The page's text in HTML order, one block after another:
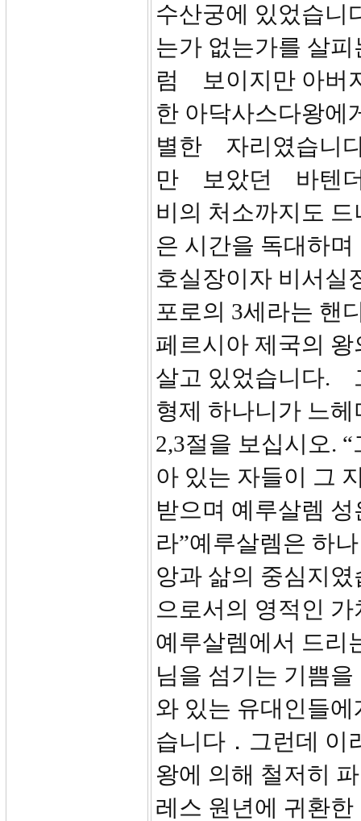
수산궁에 있었습니
는가 없는가를 살
럼 보이지만 아버
한 아닥사스다왕
별한 자리였습니
만 보았던 바텐
비의 처소까지도
은 시간을 독대하
호실장이자 비서실
포로의 3세라는 핸
페르시아 제국의
살고 있었습니다
형제 하나니가 느
2,3절을 보십시오.
아 있는 자들이 그
받으며 예루살렘
라”예루살렘은 하
앙과 삶의 중심지
으로서의 영적인
예루살렘에서 드리
님을 섬기는 기쁨
와 있는 유대인들
습니다．그런데 이
왕에 의해 철저히
레스 원년에 귀환